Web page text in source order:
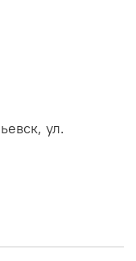
ул.